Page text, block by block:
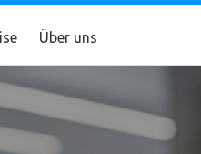
Über uns